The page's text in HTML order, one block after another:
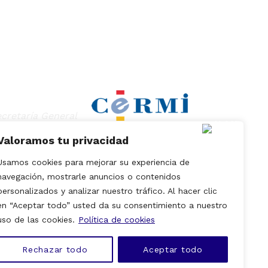
tu privacidad
cookies para mejorar su experiencia de
mostrarle anuncios o contenidos
y analizar nuestro tráfico. Al hacer clic
“Aceptar todo” usted da su consentimiento a nuestro
de las cookies. Política de cookies
Rechazar todo Aceptar todo
con Discapacidad